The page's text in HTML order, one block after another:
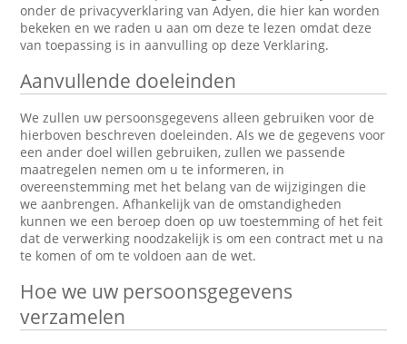
onder de privacyverklaring van Adyen, die hier kan worden
bekeken en we raden u aan om deze te lezen omdat deze
van toepassing is in aanvulling op deze Verklaring.
Aanvullende doeleinden
We zullen uw persoonsgegevens alleen gebruiken voor de
hierboven beschreven doeleinden. Als we de gegevens voor
een ander doel willen gebruiken, zullen we passende
maatregelen nemen om u te informeren, in
overeenstemming met het belang van de wijzigingen die
we aanbrengen. Afhankelijk van de omstandigheden
kunnen we een beroep doen op uw toestemming of het feit
dat de verwerking noodzakelijk is om een contract met u na
te komen of om te voldoen aan de wet.
Hoe we uw persoonsgegevens
verzamelen